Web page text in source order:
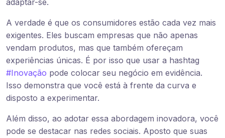
adaptar-se.
A verdade é que os consumidores estão cada vez mais
exigentes. Eles buscam empresas que não apenas
vendam produtos, mas que também ofereçam
experiências únicas. É por isso que usar a hashtag
#Inovação pode colocar seu negócio em evidência.
Isso demonstra que você está à frente da curva e
disposto a experimentar.
Além disso, ao adotar essa abordagem inovadora, você
pode se destacar nas redes sociais. Aposto que suas